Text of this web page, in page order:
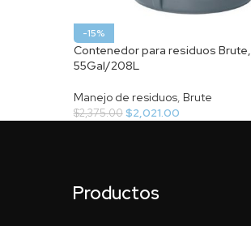
-15%
Contenedor para residuos Brute,
55Gal/208L
Manejo de residuos, Brute
$2,375.00$2,021.00
Productos